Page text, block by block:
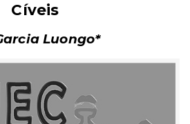
Cíveis
Luongo*